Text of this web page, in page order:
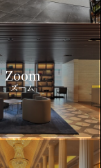
Zoom
ズーム